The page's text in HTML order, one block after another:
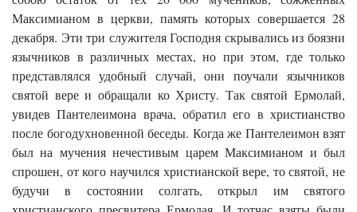
Максимианом в церкви, память которых совершается 28
декабря. Эти три служителя Господня скрывались из боязни
язычников в различных местах, но при этом, где только
представлялся удобный случай, они поучали язычников
святой вере и обращали ко Христу. Так святой Ермолай,
увидев Пантелеимона врача, обратил его в христианство
после богодухновенной беседы. Когда же Пантелеимон взят
был на мучения нечестивым царем Максимианом и был
спрошен, от кого научился христианской вере, то святой, не
будучи в состоянии солгать, открыл им святого